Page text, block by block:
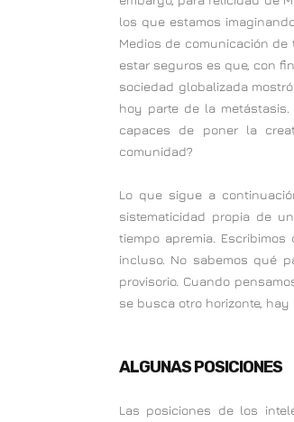
los que estamos
Medios de comunicación
estar seguros es que, con
sociedad globalizada
hoy parte de la
capaces de poner la
comunidad?
Lo que sigue a
sistematicidad propia de
tiempo apremia.
incluso. No sabemos qué
provisorio. Cuando
se busca otro horizonte,
ALGUNAS POSICIONES
Las posiciones de los